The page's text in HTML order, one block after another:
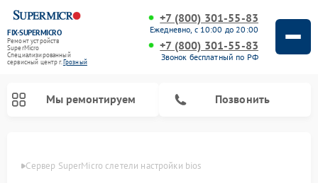
FIX-SUPERMICRO
Ремонт устройств
SuperMicro
Специализированный
cервисный центр г.Грозный
+7 (800) 301-55-83
Ежедневно, с 10:00 до 20:00
+7 (800) 301-55-83
Звонок бесплатный по РФ
Мы ремонтируем Позвонить
Сервер SuperMicro слетели настройки bios